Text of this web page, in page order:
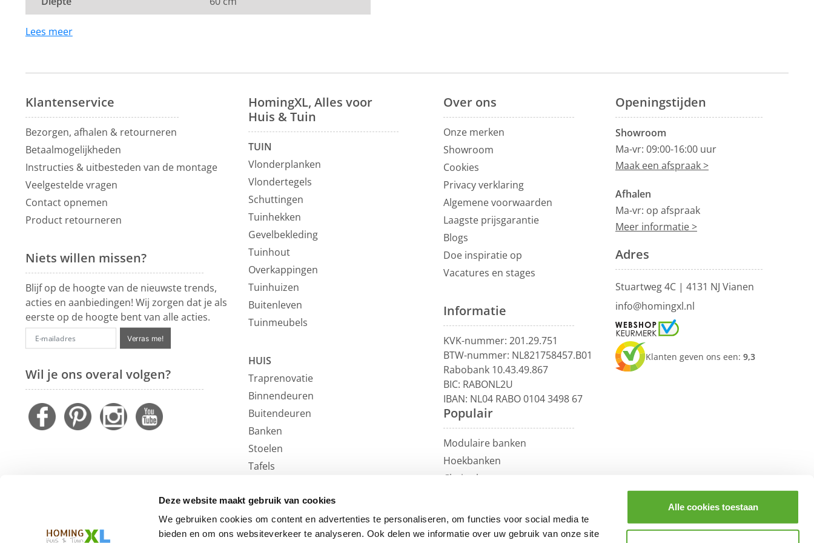
Deze website maakt gebruik van cookies
We gebruiken cookies om content en advertenties te personaliseren, om functies voor social media te
bieden en om ons websiteverkeer te analyseren. Ook delen we informatie over uw gebruik van onze site
Alle cookies toestaan
Lees meer
Klantenservice
Bezorgen, afhalen & retourneren
Betaalmogelijkheden
Instructies & uitbesteden van de montage
Veelgestelde vragen
Contact opnemen
Product retourneren
Niets willen missen?
Blijf op de hoogte van de nieuwste trends,
acties en aanbiedingen! Wij zorgen dat je als
eerste op de hoogte bent van alle acties.
Verras me!
Wil je ons overal volgen?
HomingXL, Alles voor
Huis & Tuin
TUIN
Vlonderplanken
Vlondertegels
Schuttingen
Tuinhekken
Gevelbekleding
Tuinhout
Overkappingen
Tuinhuizen
Buitenleven
Tuinmeubels
HUIS
Traprenovatie
Binnendeuren
Buitendeuren
Banken
Stoelen
Tafels
Vloeren
Outlet
Over ons
Onze merken
Showroom
Cookies
Privacy verklaring
Algemene voorwaarden
Laagste prijsgarantie
Blogs
Doe inspiratie op
Vacatures en stages
Informatie
KVK-nummer: 201.29.751
BTW-nummer: NL821758457.B01
Rabobank 10.43.49.867
BIC: RABONL2U
IBAN: NL04 RABO 0104 3498 67
Populair
Modulaire banken
Hoekbanken
Chaise longue
Loungebanken
Rechte banken
Openingstijden
Showroom
Ma-vr: 09:00-16:00 uur
Maak een afspraak >
Afhalen
Ma-vr: op afspraak
Meer informatie >
Adres
Stuartweg 4C | 4131 NJ Vianen
info@homingxl.nl
Klanten geven ons een: 9,3